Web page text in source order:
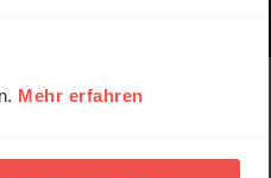
Mehr erfahren